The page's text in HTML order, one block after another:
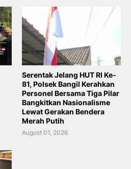
Serentak Jelang HUT RI Ke-
81, Polsek Bangil Kerahkan
Personel Bersama Tiga Pilar
Bangkitkan Nasionalisme
Lewat Gerakan Bendera
Merah Putih
August 01, 2026